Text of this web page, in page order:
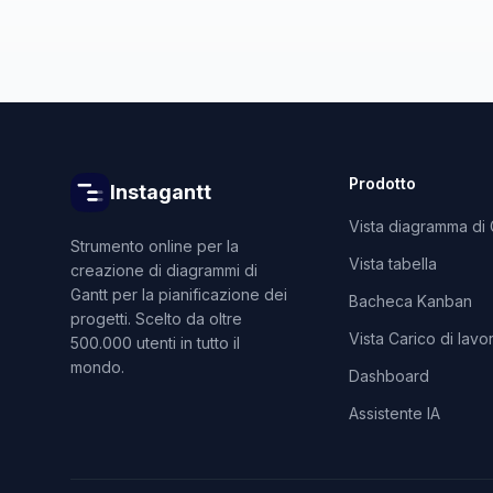
Instagantt
Strumento online per la
creazione di diagrammi di
Gantt per la pianificazione dei
progetti. Scelto da oltre
500.000 utenti in tutto il
mondo.
Prodotto
Vista diagramma di
Vista tabella
Bacheca Kanban
Vista Carico di
Dashboard
Assistente IA